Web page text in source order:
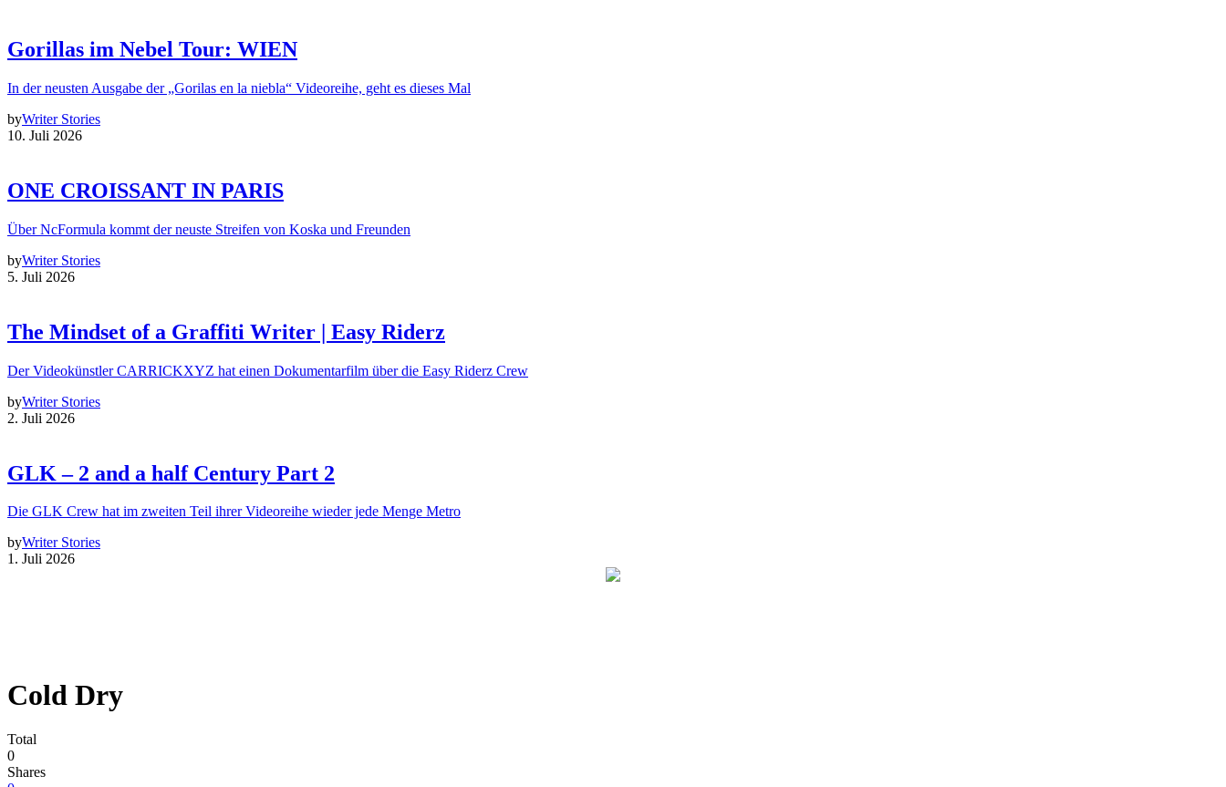
Gorillas im Nebel Tour: WIEN
In der neusten Ausgabe der „Gorilas en la niebla“ Videoreihe, geht es dieses Mal
byWriter Stories
10. Juli 2026
ONE CROISSANT IN PARIS
Über NcFormula kommt der neuste Streifen von Koska und Freunden
byWriter Stories
5. Juli 2026
The Mindset of a Graffiti Writer | Easy Riderz
Der Videokünstler CARRICKXYZ hat einen Dokumentarfilm über die Easy Riderz Crew
byWriter Stories
2. Juli 2026
GLK – 2 and a half Century Part 2
Die GLK Crew hat im zweiten Teil ihrer Videoreihe wieder jede Menge Metro
byWriter Stories
1. Juli 2026
Cold Dry
Total
0
Shares